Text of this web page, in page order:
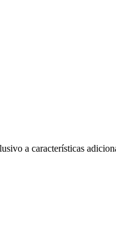
a características